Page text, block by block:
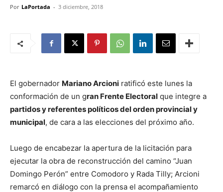
Por LaPortada - 3 diciembre, 2018
El gobernador Mariano Arcioni ratificó este lunes la
conformación de un gran Frente Electoral que integre a
partidos y referentes políticos del orden provincial y
municipal, de cara a las elecciones del próximo año.
Luego de encabezar la apertura de la licitación para
ejecutar la obra de reconstrucción del camino “Juan
Domingo Perón” entre Comodoro y Rada Tilly; Arcioni
remarcó en diálogo con la prensa el acompañamiento